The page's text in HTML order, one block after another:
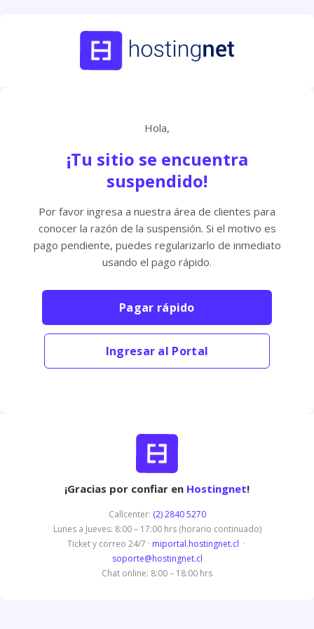
Hola,
¡Tu sitio se encuentra
suspendido!
Por favor ingresa a nuestra área de clientes para
conocer la razón de la suspensión. Si el motivo es
pago pendiente, puedes regularizarlo de inmediato
usando el pago rápido.
Pagar rápido
Ingresar al Portal
¡Gracias por confiar en Hostingnet!
Callcenter: (2) 2840 5270
Lunes a Jueves: 8:00 – 17:00 hrs (horario continuado)
Ticket y correo 24/7 · miportal.hostingnet.cl ·
soporte@hostingnet.cl
Chat online: 8:00 – 18:00 hrs